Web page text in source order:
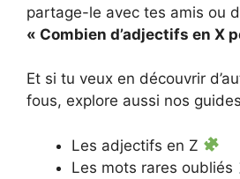
partage-le avec tes amis ou
« Combien d’adjectifs en X
Et si tu veux en découvrir
fous, explore aussi nos
Les adjectifs en Z
Les mots rares oubliés